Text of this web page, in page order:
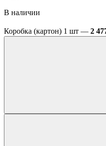
В наличии
Коробка (картон) 1 шт — 2